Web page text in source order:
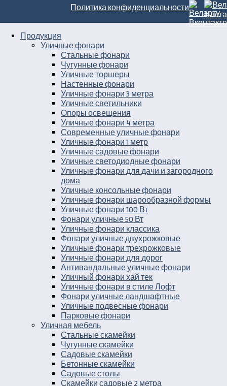
Политика конфиденциальности
Продукция
Уличные фонари
Стальные фонари
Чугунные фонари
Уличные торшеры
Настенные фонари
Уличные фонари 3 метра
Уличные светильники
Опоры освещения
Уличные фонари 4 метра
Современные уличные фонари
Уличные фонари 1 метр
Уличные садовые фонари
Уличные светодиодные фонари
Уличные фонари для дачи и загородного
дома
Уличные консольные фонари
Уличные фонари шарообразной формы
Уличные фонари 100 Вт
Фонари уличные 50 Вт
Уличные фонари классика
Фонари уличные двухрожковые
Уличные фонари трехрожковые
Уличные фонари для дорог
Антивандальные уличные фонари
Уличный фонари хай тек
Уличные фонари в стиле Лофт
Фонари уличные ландшафтные
Уличные подвесные фонари
Парковые фонари
Уличная мебель
Стальные скамейки
Чугунные скамейки
Садовые скамейки
Бетонные скамейки
Садовые столы
Скамейки садовые 2 метра